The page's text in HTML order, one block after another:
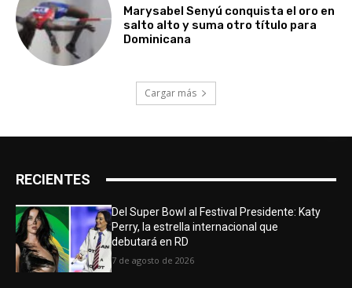
Marysabel Senyú conquista el oro en
salto alto y suma otro título para
Dominicana
Cargar más
RECIENTES
Del Super Bowl al Festival Presidente: Katy
Perry, la estrella internacional que
debutará en RD
7 de agosto de 2026